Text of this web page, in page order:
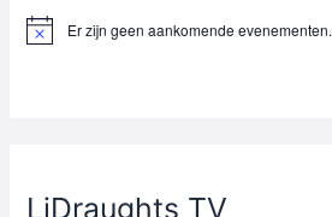
B
Er zijn geen aankomende evenementen.
LiDraughts TV